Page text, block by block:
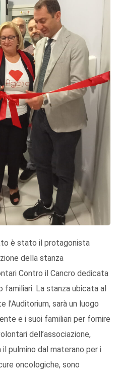
è stato il protagonista
della stanza
Contro il Cancro dedicata
familiari. La stanza ubicata al
sarà un luogo
e i suoi familiari per fornire
dell’associazione,
pulmino dal materano per i
oncologiche, sono